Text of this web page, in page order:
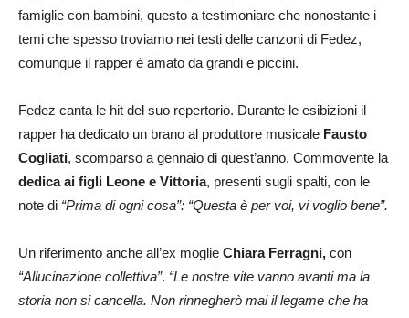
famiglie con bambini, questo a testimoniare che nonostante i
temi che spesso troviamo nei testi delle canzoni di Fedez,
comunque il rapper è amato da grandi e piccini.
Fedez canta le hit del suo repertorio. Durante le esibizioni il
rapper ha dedicato un brano al produttore musicale Fausto
Cogliati, scomparso a gennaio di quest’anno. Commovente la
dedica ai figli Leone e Vittoria, presenti sugli spalti, con le
note di “Prima di ogni cosa”: “Questa è per voi, vi voglio bene”.
Un riferimento anche all’ex moglie Chiara Ferragni, con
“Allucinazione collettiva”. “Le nostre vite vanno avanti ma la
storia non si cancella. Non rinnegherò mai il legame che ha